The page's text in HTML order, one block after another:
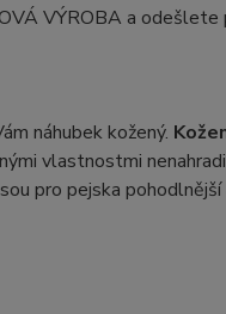
VÝROBA a odešlete
náhubek kožený.
vlastnostmi
pro pejska